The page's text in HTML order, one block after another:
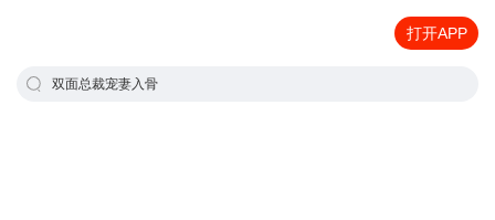
打开APP
双面总裁宠妻入骨